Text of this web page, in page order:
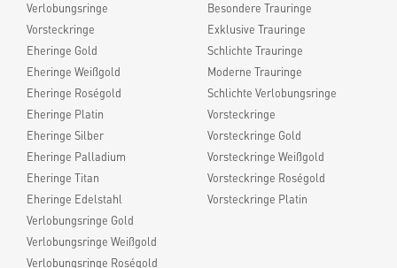
Verlobungsringe
Vorsteckringe
Eheringe Gold
Eheringe Weißgold
Eheringe Roségold
Eheringe Platin
Eheringe Silber
Eheringe Palladium
Eheringe Titan
Eheringe Edelstahl
Verlobungsringe Gold
Verlobungsringe Weißgold
Verlobungsringe Roségold
Besondere Trauringe
Exklusive Trauringe
Schlichte Trauringe
Moderne Trauringe
Schlichte Verlobungsringe
Vorsteckringe
Vorsteckringe Gold
Vorsteckringe Weißgold
Vorsteckringe Roségold
Vorsteckringe Platin